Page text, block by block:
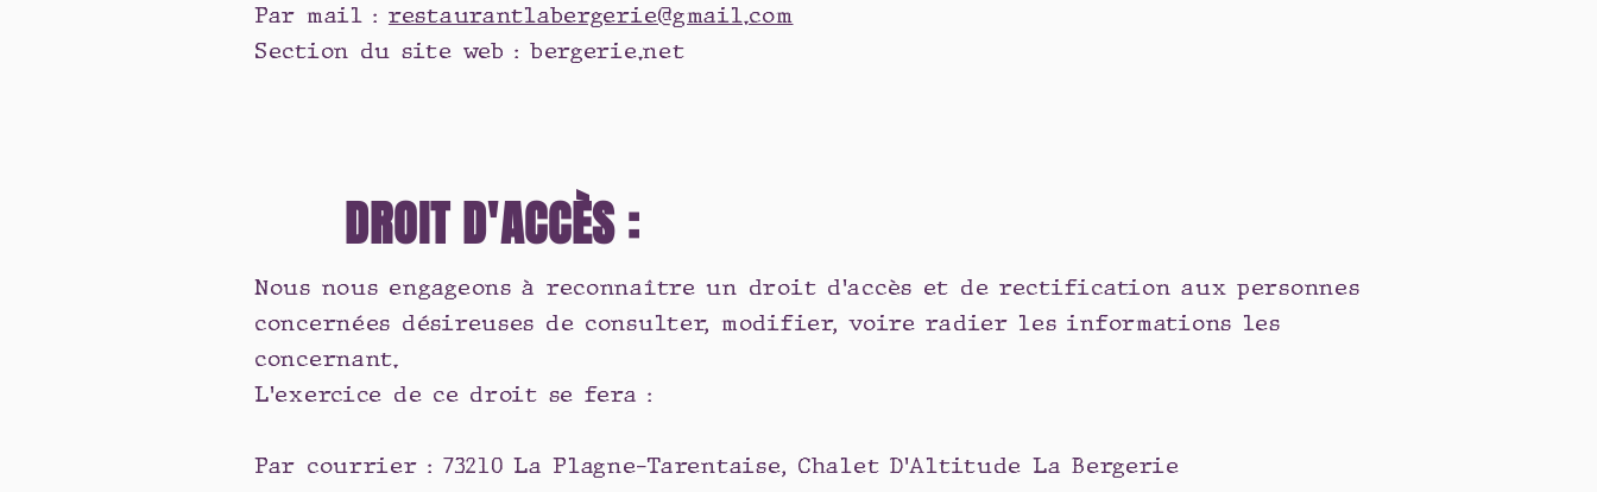
Par mail : restaurantlabergerie@gmail.com
Section du site web : bergerie.net
DROIT D'ACCÈS :
Nous nous engageons à reconnaître un droit d'accès et de rectification aux personnes
concernées désireuses de consulter, modifier, voire radier les informations les
concernant.
L'exercice de ce droit se fera :
Par courrier : 73210 La Plagne-Tarentaise, Chalet D’Altitude La Bergerie